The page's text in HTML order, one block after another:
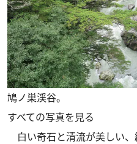
鳩ノ巣渓谷。
すべての写真を見る
白い奇石と清流が美しい